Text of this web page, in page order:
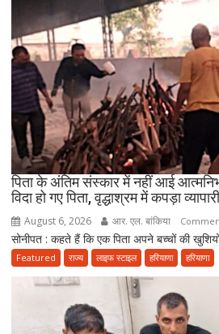
पिता के अंतिम संस्कार में नहीं आई
विदा हो गए पिता, वृद्धाश्रम में कपड़ा
August 6, 2026 आर. एल. बांकिया
सोनीपत : कहते हैं कि एक पिता अपने बच्चों की
Featured राज्य लाइफ स्टाइल हरियाणा हरियाणा